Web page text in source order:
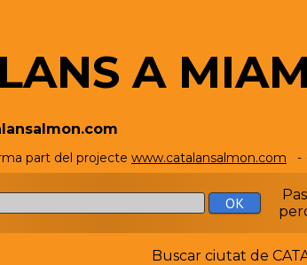
A
part del projecte www.catalansalmon.com -
Buscar ciutat de